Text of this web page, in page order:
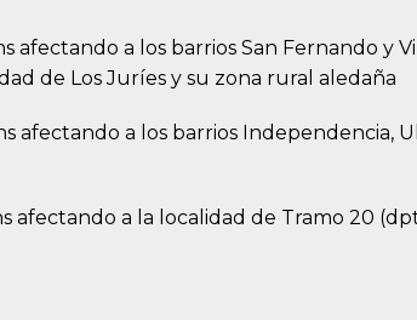
afectando a los barrios San Fernando y
de Los Juríes y su zona rural aledaña
afectando a los barrios Independencia,
afectando a la localidad de Tramo 20